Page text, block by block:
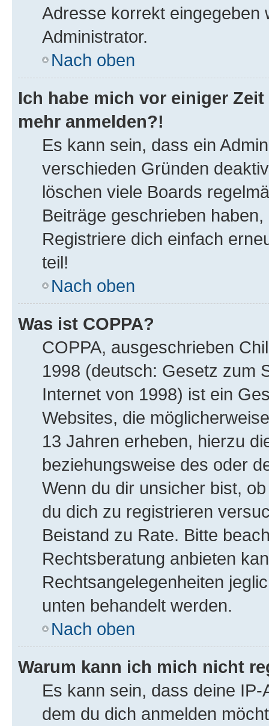
Adresse korrekt eingegeben
Administrator.
Nach oben
Ich habe mich vor einiger
mehr anmelden?!
Es kann sein, dass ein
verschieden Gründen
löschen viele Boards
Beiträge geschrieben
Registriere dich einfach
teil!
Nach oben
Was ist COPPA?
COPPA, ausgeschrieben
1998 (deutsch: Gesetz zum
Internet von 1998) ist ein
Websites, die
13 Jahren erheben, hierzu
beziehungsweise des oder
Wenn du dir unsicher bist,
du dich zu registrieren
Beistand zu Rate. Bitte
Rechtsberatung anbieten
Rechtsangelegenheiten
unten behandelt werden.
Nach oben
Warum kann ich mich nicht
Es kann sein, dass deine
dem du dich anmelden